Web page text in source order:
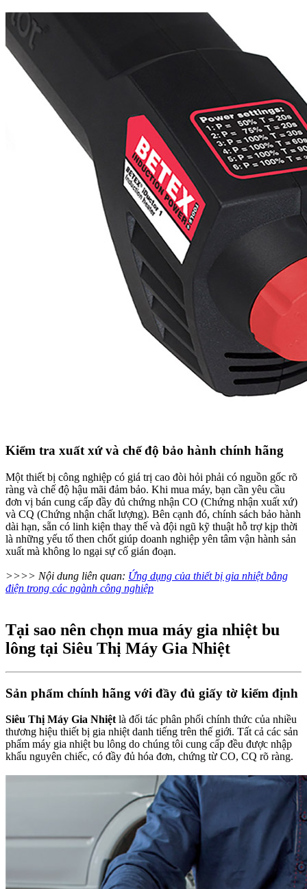
Kiểm tra xuất xứ và chế độ bảo hành chính hãng
Một thiết bị công nghiệp có giá trị cao đòi hỏi phải có nguồn gốc rõ
ràng và chế độ hậu mãi đảm bảo. Khi mua máy, bạn cần yêu cầu
đơn vị bán cung cấp đầy đủ chứng nhận CO (Chứng nhận xuất xứ)
và CQ (Chứng nhận chất lượng). Bên cạnh đó, chính sách bảo hành
dài hạn, sẵn có linh kiện thay thế và đội ngũ kỹ thuật hỗ trợ kịp thời
là những yếu tố then chốt giúp doanh nghiệp yên tâm vận hành sản
xuất mà không lo ngại sự cố gián đoạn.
>>>> Nội dung liên quan: Ứng dụng của thiết bị gia nhiệt bằng
điện trong các ngành công nghiệp
Tại sao nên chọn mua máy gia nhiệt bu
lông tại Siêu Thị Máy Gia Nhiệt
Sản phẩm chính hãng với đầy đủ giấy tờ kiểm định
Siêu Thị Máy Gia Nhiệt là đối tác phân phối chính thức của nhiều
thương hiệu thiết bị gia nhiệt danh tiếng trên thế giới. Tất cả các sản
phẩm máy gia nhiệt bu lông do chúng tôi cung cấp đều được nhập
khẩu nguyên chiếc, có đầy đủ hóa đơn, chứng từ CO, CQ rõ ràng.